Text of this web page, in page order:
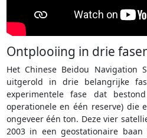
Ontplooiing in drie
Het Chinese Beidou Navigation
uitgerold in drie belangrijke
experimentele fase dat
operationele en één reserve) die
ongeveer één ton. Deze vier
2003 in een geostationaire